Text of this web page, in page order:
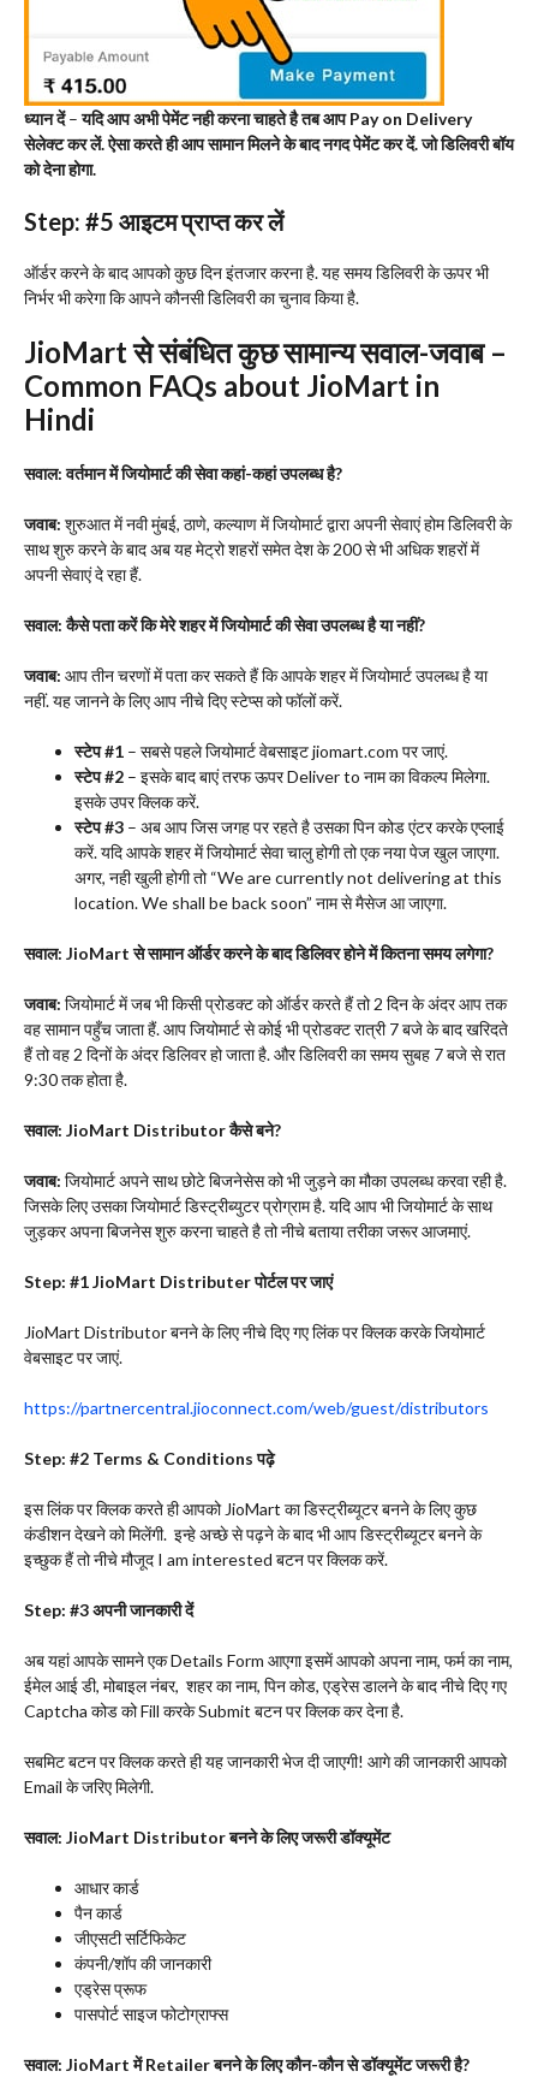
ध्यान दें–यदि आप अभी पेमेंट नही करना चाहते है तब आपPay on Delivery
सेलेक्ट कर लें. ऐसा करते ही आप सामान मिलने के बाद नगद पेमेंट कर दें. जो डिलिवरी बॉय
को देना होगा.
Step: #5 आइटम प्राप्त कर लें
ऑर्डर करने के बाद आपको कुछ दिन इंतजार करना है. यह समय डिलिवरी के ऊपर भी
निर्भर भी करेगा कि आपने कौनसी डिलिवरी का चुनाव किया है.
JioMartसे संबंधित कुछ सामान्य सवाल-जवाब –
Common FAQs about JioMart in
Hindi
सवाल: वर्तमान में जियोमार्ट की सेवा कहां-कहां उपलब्ध है?
जवाब: शुरुआत में नवी मुंबई, ठाणे, कल्याण में जियोमार्ट द्वारा अपनी सेवाएं होम डिलिवरी के
साथ शुरु करने के बाद अब यह मेट्रो शहरों समेत देश के 200 से भी अधिक शहरों में
अपनी सेवाएं दे रहा हैं.
सवाल: कैसे पता करें कि मेरे शहर में जियोमार्ट की सेवा उपलब्ध है या नहीं?
जवाब: आप तीन चरणों में पता कर सकते हैं कि आपके शहर में जियोमार्ट उपलब्ध है या
नहीं. यह जानने के लिए आप नीचे दिए स्टेप्स को फॉलों करें.
स्टेप#1 – सबसे पहले जियोमार्ट वेबसाइट jiomart.com पर जाएं.
स्टेप#2 – इसके बाद बाएं तरफ ऊपर Deliver to नाम का विकल्प मिलेगा.
इसके उपर क्लिक करें.
स्टेप#3 – अब आप जिस जगह पर रहते है उसका पिन कोड एंटर करके एप्लाई
करें. यदि आपके शहर में जियोमार्ट सेवा चालु होगी तो एक नया पेज खुल जाएगा.
अगर, नही खुली होगी तो “We are currently not delivering at this
location. We shall be back soon” नाम से मैसेज आ जाएगा.
सवाल: JioMartसे सामान ऑर्डर करने के बाद डिलिवर होने में कितना समय लगेगा?
जवाब: जियोमार्ट में जब भी किसी प्रोडक्ट को ऑर्डर करते हैं तो 2 दिन के अंदर आप तक
वह सामान पहुँच जाता हैं. आप जियोमार्ट से कोई भी प्रोडक्ट रात्री 7 बजे के बाद खरिदते
हैं तो वह 2 दिनों के अंदर डिलिवर हो जाता है. और डिलिवरी का समय सुबह 7 बजे से रात
9:30 तक होता है.
सवाल: JioMart Distributorकैसे बने?
जवाब: जियोमार्ट अपने साथ छोटे बिजनेसेस को भी जुड़ने का मौका उपलब्ध करवा रही है.
जिसके लिए उसका जियोमार्ट डिस्ट्रीब्युटर प्रोग्राम है. यदि आप भी जियोमार्ट के साथ
जुड़कर अपना बिजनेस शुरु करना चाहते है तो नीचे बताया तरीका जरूर आजमाएं.
Step: #1 JioMart Distributerपोर्टल पर जाएं
JioMart Distributor बनने के लिए नीचे दिए गए लिंक पर क्लिक करके जियोमार्ट
वेबसाइट पर जाएं.
https://partnercentral.jioconnect.com/web/guest/distributors
Step: #2 Terms & Conditionsपढ़े
इस लिंक पर क्लिक करते ही आपको JioMart का डिस्ट्रीब्यूटर बनने के लिए कुछ
कंडीशन देखने को मिलेंगी. इन्हे अच्छे से पढ़ने के बाद भी आप डिस्ट्रीब्यूटर बनने के
इच्छुक हैं तो नीचे मौजूद I am interested बटन पर क्लिक करें.
Step: #3अपनी जानकारी दें
अब यहां आपके सामने एक Details Form आएगा इसमें आपको अपना नाम, फर्म का नाम,
ईमेल आई डी, मोबाइल नंबर, शहर का नाम, पिन कोड, एड्रेस डालने के बाद नीचे दिए गए
Captcha कोड को Fill करके Submit बटन पर क्लिक कर देना है.
सबमिट बटन पर क्लिक करते ही यह जानकारी भेज दी जाएगी! आगे की जानकारी आपको
Email के जरिए मिलेगी.
सवाल: JioMart Distributor बनने के लिए जरूरी डॉक्यूमेंट
आधार कार्ड
पैन कार्ड
जीएसटी सर्टिफिकेट
कंपनी/शॉप की जानकारी
एड्रेस प्रूफ
पासपोर्ट साइज फोटोग्राफ्स
सवाल: JioMart में Retailer बनने के लिए कौन-कौन से डॉक्यूमेंट जरूरी है?